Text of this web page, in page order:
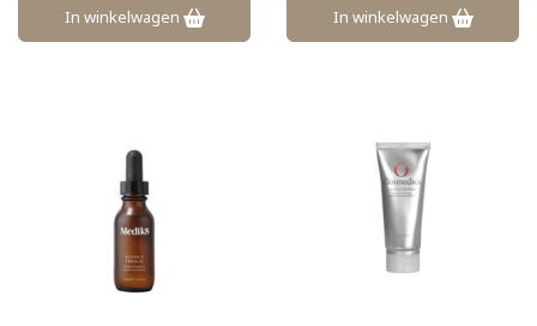
In winkelwagen In winkelwagen